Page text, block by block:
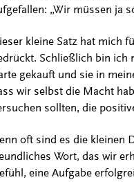
„Wir müssen ja
kleine Satz hat mich
Schließlich bin ich
gekauft und sie in
wir selbst die Macht
sollten, die
oft sind es die kleinen
Wort, das wir
eine Aufgabe